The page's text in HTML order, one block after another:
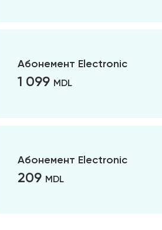
Абонемент Electronic
1 099 MDL
Абонемент Electronic
209 MDL